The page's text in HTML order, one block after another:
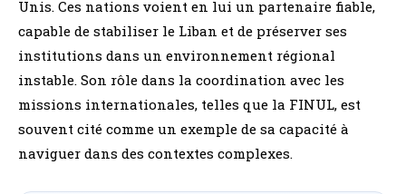
Unis. Ces nations voient en lui un partenaire fiable,
capable de stabiliser le Liban et de préserver ses
institutions dans un environnement régional
instable. Son rôle dans la coordination avec les
missions internationales, telles que la FINUL, est
souvent cité comme un exemple de sa capacité à
naviguer dans des contextes complexes.